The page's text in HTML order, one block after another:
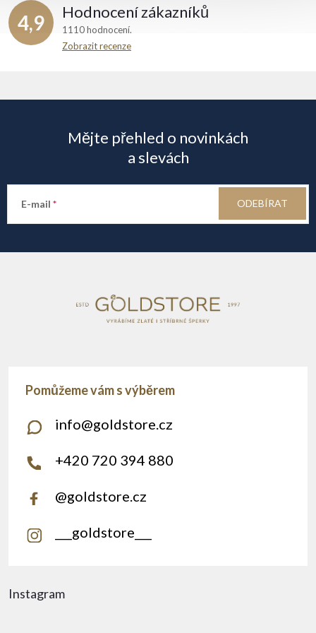
4,9 Hodnocení zákazníků
1110 hodnocení
Zobrazit recenze
a
t
Mějte přehled o novinkách
a slevách
E-mail ODEBÍRAT
Instagram
info@goldstore.cz
+420 720 394 880
@goldstore.cz
___goldstore___